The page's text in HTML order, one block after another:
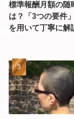
標準報酬月額の随
は？「3つの要件
を用いて丁寧に解